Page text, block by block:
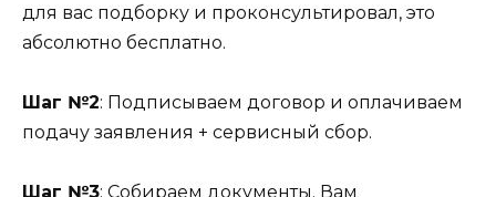
для вас подборку и проконсультировал, это
абсолютно бесплатно.
Шаг №2: Подписываем договор и оплачиваем
подачу заявления + сервисный сбор.
Шаг №3: Собираем документы. Вам